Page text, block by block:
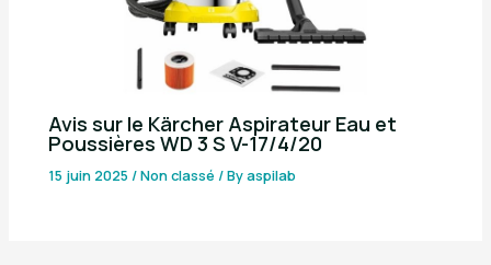
Avis sur le Kärcher Aspirateur Eau et
Poussières WD 3 S V-17/4/20
15 juin 2025/Non classé / Byaspilab